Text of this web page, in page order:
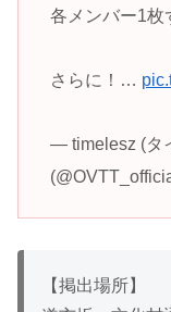
各メンバー1枚
さらに！…
— timelesz (タ
【掲出場所】